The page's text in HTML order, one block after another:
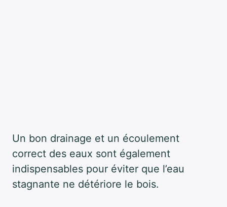
Un bon drainage et un écoulement
correct des eaux sont également
indispensables pour éviter que l’eau
stagnante ne détériore le bois.